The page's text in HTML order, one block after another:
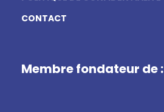
CONTACT
Membre fondateur de :